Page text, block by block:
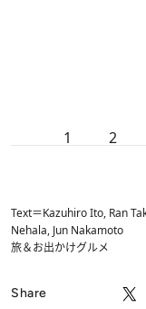
1 2
Text＝Kazuhiro Ito, Ran
Nehala, Jun Nakamoto
旅＆お出かけグルメ
Share